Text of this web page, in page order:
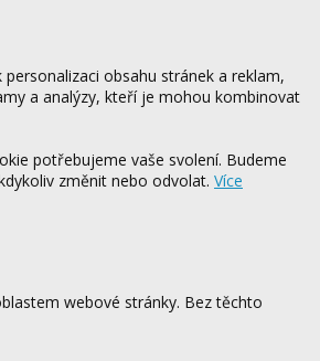
obsahu stránek a reklam,
a analýzy, kteří je mohou kombinovat
potřebujeme vaše svolení. Budeme
změnit nebo odvolat. Více
webové stránky. Bez těchto